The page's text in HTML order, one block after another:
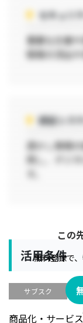
セキュリ
重要な文書
情報の流出
認証シス
透かし情報
用し、デジ
この
無料登録で
活用条件
サブスク
商品化・サ